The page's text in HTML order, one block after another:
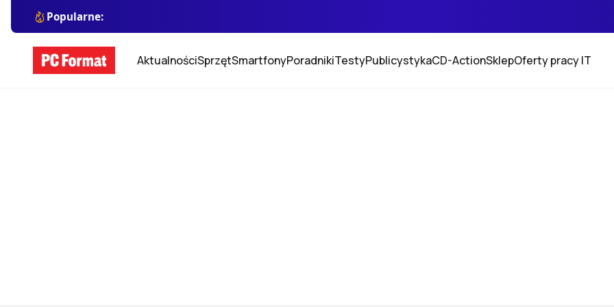
Popularne:
AktualnościSprzętSmartfonyPoradnikiTestyPublicystykaCD-ActionSklepOferty pracy IT